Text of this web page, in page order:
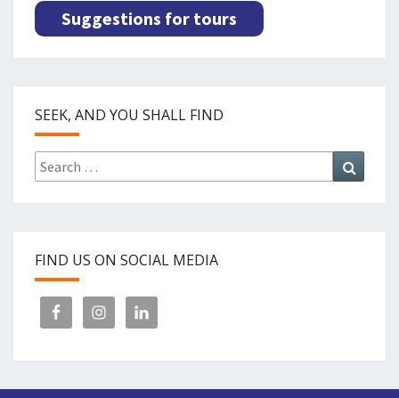
Suggestions for tours
SEEK, AND YOU SHALL FIND
Search
for:
FIND US ON SOCIAL MEDIA